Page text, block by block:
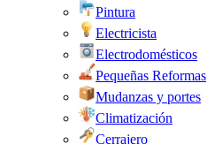
Pintura
Electricista
Electrodomésticos
Pequeñas Reformas
Mudanzas y portes
Climatización
Cerrajero